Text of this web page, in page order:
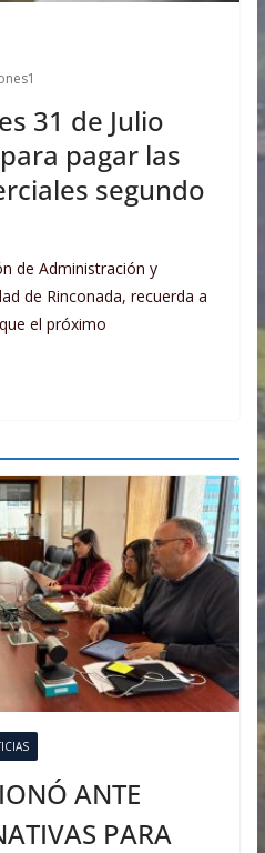
31 de Julio
pagar las
segundo
de Administración y
de Rinconada, recuerda a
el próximo
ANTE
PARA